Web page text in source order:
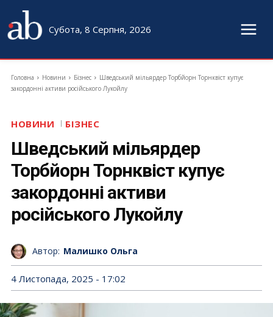
Субота, 8 Серпня, 2026
Головна Новини Бізнес
Шведський мільярдер Торбйорн Торнквіст купує
закордонні активи російського Лукойлу
НОВИНИ БІЗНЕС
Шведський мільярдер
Торбйорн Торнквіст купує
закордонні активи
російського Лукойлу
Автор: Малишко Ольга
4 Листопада, 2025 - 17:02